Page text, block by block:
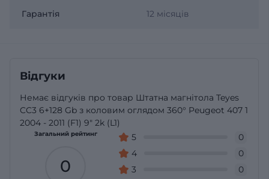
Гарантія 12 місяців
Відгуки
Немає відгуків про товар Штатна магнітола Teyes
CC3 6+128 Gb з коловим оглядом 360° Peugeot 407 1
2004 - 2011 (F1) 9" 2k (L1)
Загальний рейтинг
0
5
0
4
0
3
0